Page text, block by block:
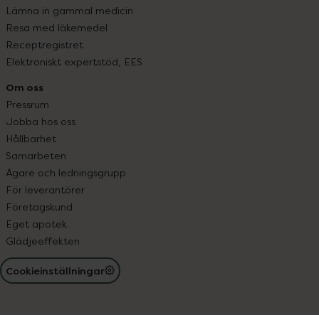
Lämna in gammal medicin
Resa med läkemedel
Receptregistret
Elektroniskt expertstöd, EES
Om oss
Pressrum
Jobba hos oss
Hållbarhet
Samarbeten
Ägare och ledningsgrupp
För leverantörer
Företagskund
Eget apotek
Glädjeeffekten
Cookieinställningar